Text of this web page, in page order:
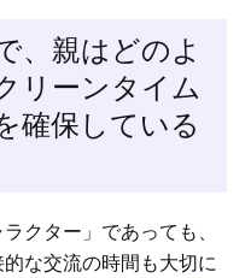
、親はどのよ
リーンタイム
確保している
クター」であっても、
な交流の時間も大切に